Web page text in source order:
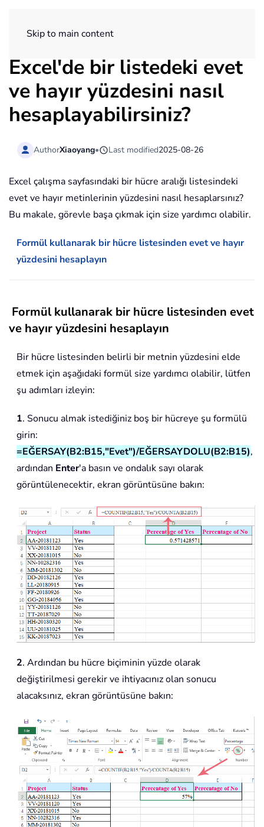
Skip to main content
Excel'de bir listedeki evet
ve hayır yüzdesini nasıl
hesaplayabilirsiniz?
AuthorXiaoyang• Last modified2025-08-26
Excel çalışma sayfasındaki bir hücre aralığı listesindeki
evet ve hayır metinlerinin yüzdesini nasıl hesaplarsınız?
Bu makale, görevle başa çıkmak için size yardımcı olabilir.
Formül kullanarak bir hücre listesinden evet ve hayır
yüzdesini hesaplayın
Formül kullanarak bir hücre listesinden evet
ve hayır yüzdesini hesaplayın
Bir hücre listesinden belirli bir metnin yüzdesini elde
etmek için aşağıdaki formül size yardımcı olabilir, lütfen
şu adımları izleyin:
1. Sonucu almak istediğiniz boş bir hücreye şu formülü
girin:
=EĞERSAY(B2:B15,"Evet")/EĞERSAYDOLU(B2:B15),
ardından Enter'a basın ve ondalık sayı olarak
görüntülenecektir, ekran görüntüsüne bakın:
2. Ardından bu hücre biçiminin yüzde olarak
değiştirilmesi gerekir ve ihtiyacınız olan sonucu
alacaksınız, ekran görüntüsüne bakın: